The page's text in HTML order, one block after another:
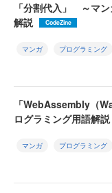
「分割代入」 ～マ
解説
CodeZine
マンガ プログラミング
「WebAssembly（
ログラミング用語解説
マンガ プログラミング